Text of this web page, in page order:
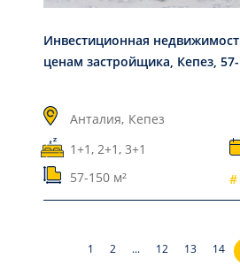
Инвестиционная
ценам застройщика, Кепез,
Анталия, Кепез
1+1, 2+1, 3+1
57-150 м²
#
1 2 ... 12 13 14